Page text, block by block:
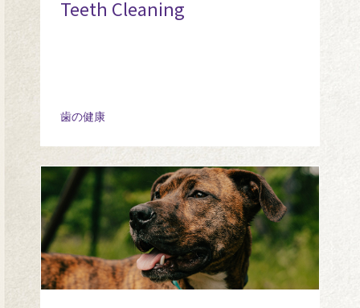
Teeth Cleaning
歯の健康